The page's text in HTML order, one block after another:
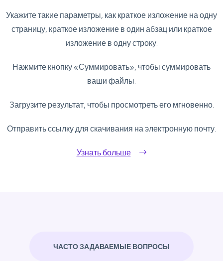
Укажите такие параметры, как краткое изложение на одну
страницу, краткое изложение в один абзац или краткое
изложение в одну строку.
Нажмите кнопку «Суммировать», чтобы суммировать
ваши файлы.
Загрузите результат, чтобы просмотреть его мгновенно.
Отправить ссылку для скачивания на электронную почту.
Узнать больше
ЧАСТО ЗАДАВАЕМЫЕ ВОПРОСЫ